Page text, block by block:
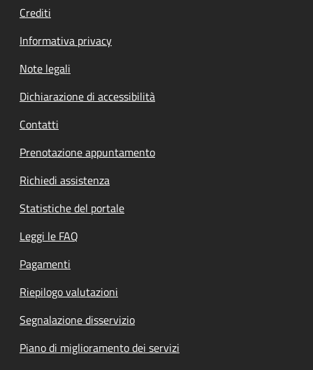
Crediti
Informativa privacy
Note legali
Dichiarazione di accessibilità
Contatti
Prenotazione appuntamento
Richiedi assistenza
Statistiche del portale
Leggi le FAQ
Pagamenti
Riepilogo valutazioni
Segnalazione disservizio
Piano di miglioramento dei servizi